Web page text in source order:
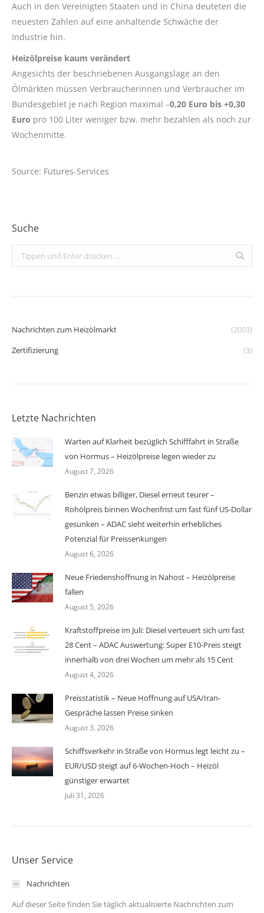
Auch in den Vereinigten Staaten und in China deuteten die
neuesten Zahlen auf eine anhaltende Schwäche der
Industrie hin.
Heizölpreise kaum verändert
Angesichts der beschriebenen Ausgangslage an den
Ölmärkten müssen Verbraucherinnen und Verbraucher im
Bundesgebiet je nach Region maximal –0,20 Euro bis +0,30
Euro pro 100 Liter weniger bzw. mehr bezahlen als noch zur
Wochenmitte.
Source: Futures-Services
Suche
Search:
Nachrichten zum Heizölmarkt
(2003)
Zertifizierung
(3)
Letzte Nachrichten
Warten auf Klarheit bezüglich Schifffahrt in Straße
von Hormus – Heizölpreise legen wieder zu
August 7, 2026
Benzin etwas billiger, Diesel erneut teurer –
Rohölpreis binnen Wochenfrist um fast fünf US-Dollar
gesunken – ADAC sieht weiterhin erhebliches
Potenzial für Preissenkungen
August 6, 2026
Neue Friedenshoffnung in Nahost – Heizölpreise
fallen
August 5, 2026
Kraftstoffpreise im Juli: Diesel verteuert sich um fast
28 Cent – ADAC Auswertung: Super E10-Preis steigt
innerhalb von drei Wochen um mehr als 15 Cent
August 4, 2026
Preisstatistik – Neue Hoffnung auf USA/Iran-
Gespräche lassen Preise sinken
August 3, 2026
Schiffsverkehr in Straße von Hormus legt leicht zu –
EUR/USD steigt auf 6-Wochen-Hoch – Heizöl
günstiger erwartet
Juli 31, 2026
Unser Service
Nachrichten
Auf dieser Seite finden Sie täglich aktualisierte Nachrichten zum